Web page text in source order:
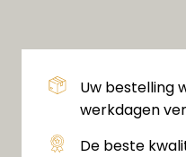
Uw bestelling
werkdagen
De beste